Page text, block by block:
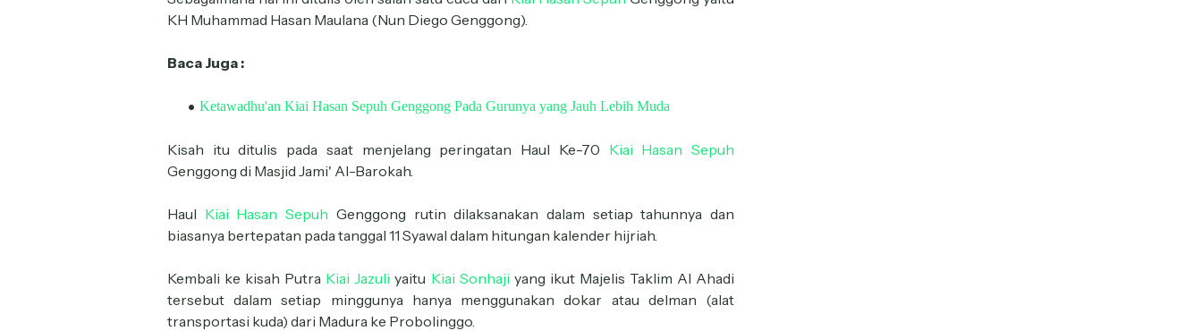
KH Muhammad Hasan Maulana (Nun Diego Genggong).
Baca Juga :
Ketawadhu'an Kiai Hasan Sepuh Genggong Pada Gurunya yang Jauh Lebih Muda
Kisah itu ditulis pada saat menjelang peringatan Haul Ke-70 Kiai Hasan Sepuh
Genggong di Masjid Jami' Al-Barokah.
Haul Kiai Hasan Sepuh Genggong rutin dilaksanakan dalam setiap tahunnya dan
biasanya bertepatan pada tanggal 11 Syawal dalam hitungan kalender hijriah.
Kembali ke kisah Putra Kiai Jazuli yaitu Kiai Sonhaji yang ikut Majelis Taklim Al Ahadi
tersebut dalam setiap minggunya hanya menggunakan dokar atau delman (alat
transportasi kuda) dari Madura ke Probolinggo.